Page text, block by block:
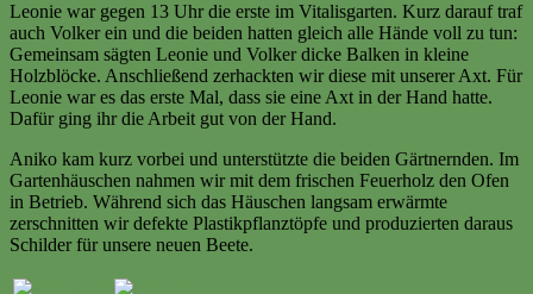
Leonie war gegen 13 Uhr die erste im Vitalisgarten. Kurz darauf traf
auch Volker ein und die beiden hatten gleich alle Hände voll zu tun:
Gemeinsam sägten Leonie und Volker dicke Balken in kleine
Holzblöcke. Anschließend zerhackten wir diese mit unserer Axt. Für
Leonie war es das erste Mal, dass sie eine Axt in der Hand hatte.
Dafür ging ihr die Arbeit gut von der Hand.
Aniko kam kurz vorbei und unterstützte die beiden Gärtnernden. Im
Gartenhäuschen nahmen wir mit dem frischen Feuerholz den Ofen
in Betrieb. Während sich das Häuschen langsam erwärmte
zerschnitten wir defekte Plastikpflanztöpfe und produzierten daraus
Schilder für unsere neuen Beete.